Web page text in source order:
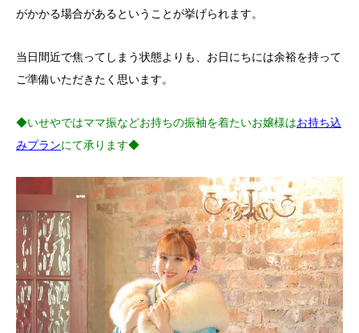
がかかる場合があるということが挙げられます。
当日間近で焦ってしまう状態よりも、お日にちには余裕を持って
ご準備いただきたく思います。
◆いせやではママ振などお持ちの振袖を着たいお嬢様はお持ち込
みプランにて承ります◆